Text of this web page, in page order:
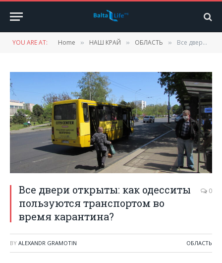
YOU ARE AT: Home » НАШ КРАЙ » ОБЛАСТЬ » Все двери открыты: как одесситы пользуются транспортом во время карантина?
Все двери открыты: как одесситы
пользуются транспортом во
время карантина?
0
BY ALEXANDR GRAMOTIN ОБЛАСТЬ